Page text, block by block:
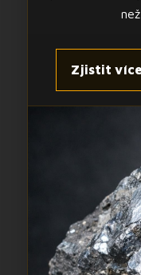
Zjistit